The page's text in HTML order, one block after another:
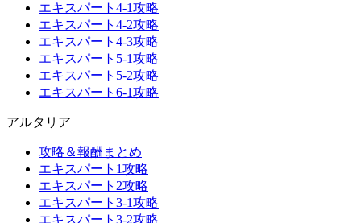
エキスパート4-1攻略
エキスパート4-2攻略
エキスパート4-3攻略
エキスパート5-1攻略
エキスパート5-2攻略
エキスパート6-1攻略
アルタリア
攻略＆報酬まとめ
エキスパート1攻略
エキスパート2攻略
エキスパート3-1攻略
エキスパート3-2攻略